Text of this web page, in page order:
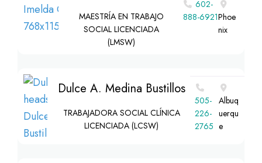
MAESTRÍA EN TRABAJO
SOCIAL LICENCIADA
(LMSW)
602-
888-6921Phoe
nix
Dulce A. Medina Bustillos
TRABAJADORA SOCIAL CLÍNICA
LICENCIADA (LCSW)
505-
226-
2765
Albuq
uerqu
e